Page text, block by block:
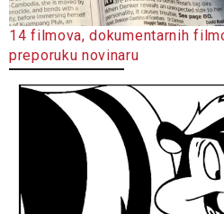
14 filmova, dokumentarnih
preporuku novinaru